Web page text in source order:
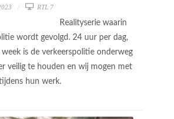
RTL 7
Realityserie waarin
wordt gevolgd. 24 uur per dag,
week is de verkeerspolitie onderweg
veilig te houden en wij mogen met
hun werk.